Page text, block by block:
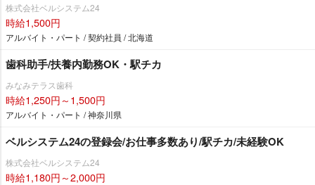
株式会社ベルシステム24
時給1,500円
アルバイト・パート / 契約社員 / 北海道
歯科助手/扶養内勤務OK・駅チカ
みなみテラス歯科
時給1,250円～1,500円
アルバイト・パート / 神奈川県
ベルシステム24の登録会/お仕事多数あり/駅チカ/未経験OK
株式会社ベルシステム24
時給1,180円～2,000円